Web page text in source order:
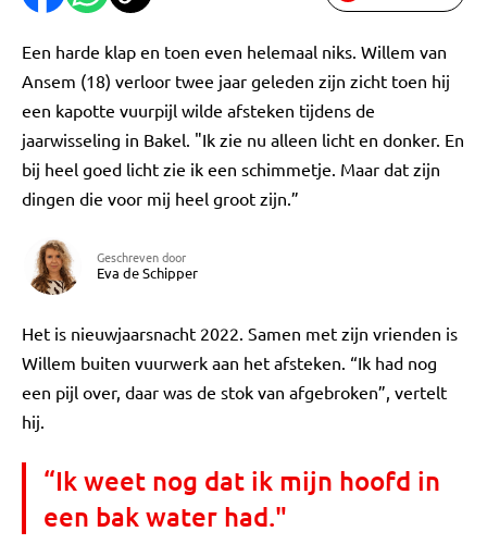
Een harde klap en toen even helemaal niks. Willem van
Ansem (18) verloor twee jaar geleden zijn zicht toen hij
een kapotte vuurpijl wilde afsteken tijdens de
jaarwisseling in Bakel. "Ik zie nu alleen licht en donker. En
bij heel goed licht zie ik een schimmetje. Maar dat zijn
dingen die voor mij heel groot zijn.”
Geschreven door
Eva de Schipper
Het is nieuwjaarsnacht 2022. Samen met zijn vrienden is
Willem buiten vuurwerk aan het afsteken. “Ik had nog
een pijl over, daar was de stok van afgebroken”, vertelt
hij.
“Ik weet nog dat ik mijn hoofd in
een bak water had."